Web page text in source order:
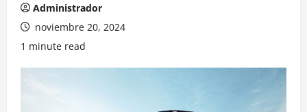
Administrador
noviembre 20, 2024
1 minute read